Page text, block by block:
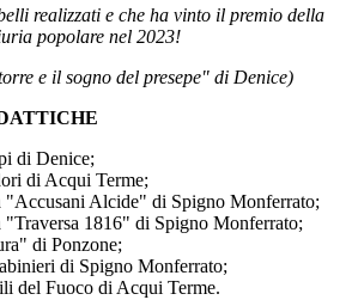
realizzati e che ha vinto il premio della
popolare nel 2023!
e il sogno del presepe" di Denice)
di Denice;
di Acqui Terme;
"Accusani Alcide" di Spigno Monferrato;
"Traversa 1816" di Spigno Monferrato;
di Ponzone;
di Spigno Monferrato;
del Fuoco di Acqui Terme.